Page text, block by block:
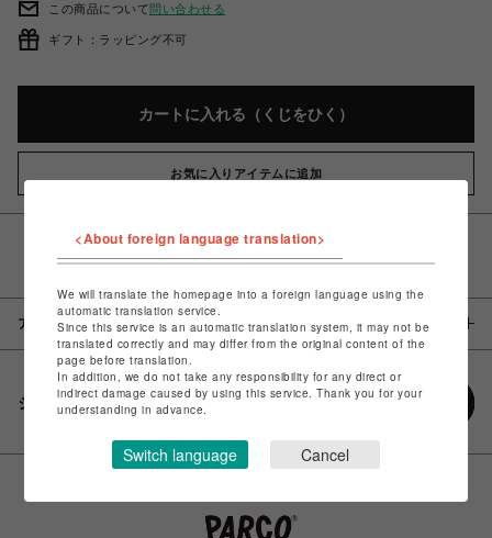
この商品について問い合わせる
ギフト：ラッピング不可
カートに入れる（くじをひく）
お気に入りアイテムに追加
決済完了までは在庫引当がされないため「購入時に売切とな
る場合がございます」
アイテム説明 / 素材
シェアする
<About foreign language translation>
We will translate the homepage into a foreign language using the
automatic translation service.
Since this service is an automatic translation system, it may not be
translated correctly and may differ from the original content of the
page before translation.
In addition, we do not take any responsibility for any direct or
indirect damage caused by using this service. Thank you for your
understanding in advance.
Switch language Cancel